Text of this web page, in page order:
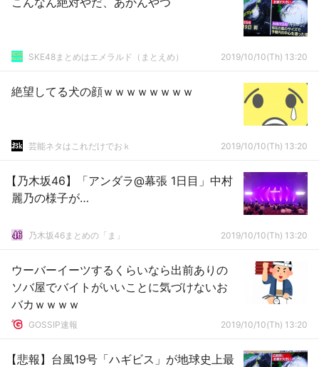
SKE48まとめはエメラルド（まとえめ） 2019/10/10(Th) 13:20
絶望してる犬の顔ｗｗｗｗｗｗｗｗ
芸能ネタはこれだけでおｋ 2019/10/10(Th) 13:20
【乃木坂46】「アンダラ@幕張 1日目」中村
麗乃の様子が…
乃木坂46まとめの「ま」 2019/10/10(Th) 13:20
ウーバーイーツするくらいなら出前ありの
ソバ屋でバイトがいいことに気づけないお
バカｗｗｗｗ
GOSSIP速報 2019/10/10(Th) 13:20
【悲報】台風19号「ハギビス」が地球史上最